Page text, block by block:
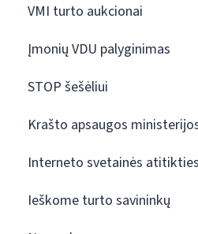
VMI turto aukcionai
Įmonių VDU palyginimas
STOP šešėliui
Krašto apsaugos
Interneto svetainės
Ieškome turto savininkų